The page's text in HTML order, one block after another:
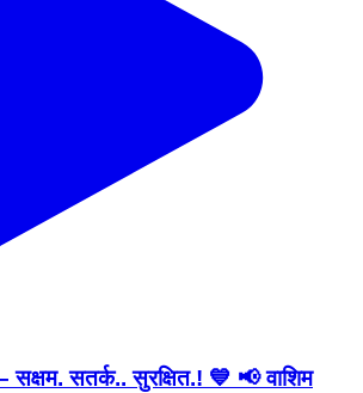
– सक्षम. सतर्क.. सुरक्षित.! 💙 📢 वाशिम